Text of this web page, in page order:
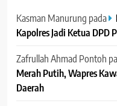
Kasman Manurung pada
Kapolres Jadi Ketua DPD
Zafrullah Ahmad Pontoh
Merah Putih, Wapres
Daerah